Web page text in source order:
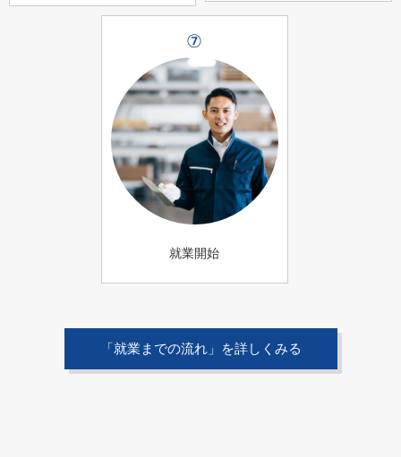
⑦
就業開始
「就業までの流れ」を詳しくみる